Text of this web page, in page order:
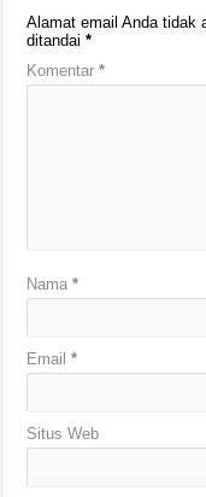
Alamat email Anda tidak
ditandai*
Komentar*
Nama*
Email*
Situs Web